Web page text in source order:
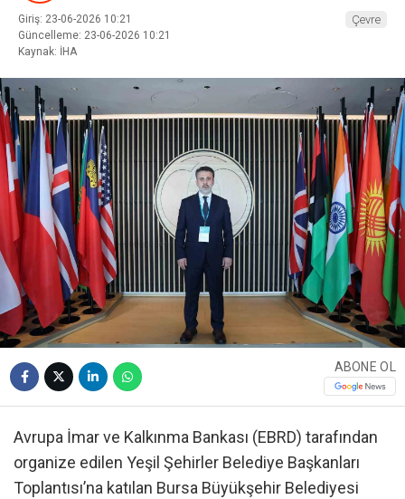
Giriş: 23-06-2026 10:21
Güncelleme: 23-06-2026 10:21
Kaynak: İHA
Çevre
ABONE OL
Avrupa İmar ve Kalkınma Bankası (EBRD) tarafından
organize edilen Yeşil Şehirler Belediye Başkanları
Toplantısı’na katılan Bursa Büyükşehir Belediyesi